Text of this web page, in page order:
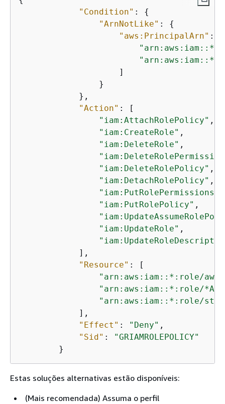
"Condition" : {
"ArnNotLike" : {
"aws:PrincipalArn" : [
                    ]
                }
            },
"Action" : [
"iam:AttachRolePolicy" ,
"iam:CreateRole" ,
"iam:DeleteRole" ,
"iam:DeleteRolePolicy" ,
"iam:DetachRolePolicy" ,
"iam:PutRolePolicy" ,
"iam:UpdateRole" ,
            ],
"Resource" : [
"arn:aws:iam::*:role/
"arn:aws:iam::*:role/
"arn:aws:iam::*:role/
            ],
"Effect" : "Deny" ,
"Sid" :
"GRIAMROLEPOLICY"
        }
Estas soluções alternativas estão disponíveis:
(Mais recomendada) Assuma o perfil